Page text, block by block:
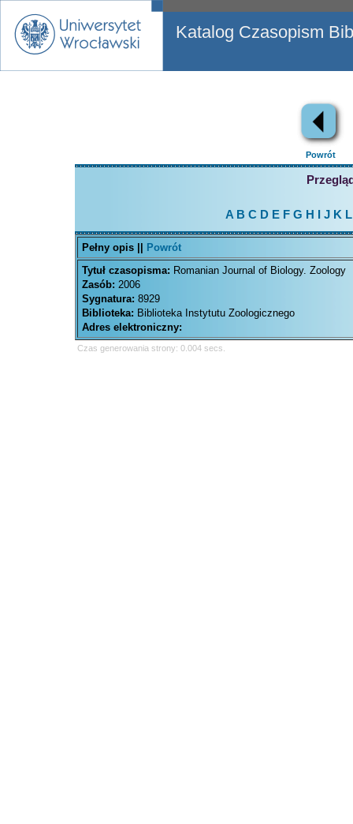
Katalog Czasopism
Powrót
A B C D EFG H J K L
Pełny opis ||
Powrót
Tytuł czasopisma: Romanian Journal of Biology. Zoology
Zasób: 2006
Sygnatura: 8929
Biblioteka: Biblioteka Instytutu Zoologicznego
Adres elektroniczny:
Czas generowania strony: 0.004 secs.